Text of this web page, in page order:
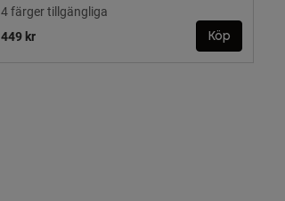
4 färger tillgängliga
449 kr
Köp